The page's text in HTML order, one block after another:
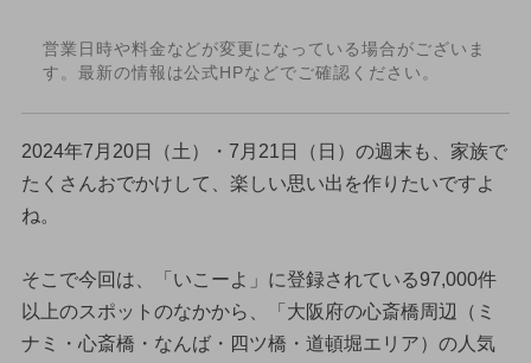
営業日時や料金などが変更になっている場合がございま
す。最新の情報は公式HPなどでご確認ください。
2024年7月20日（土）・7月21日（日）の週末も、家族で
たくさんおでかけして、楽しい思い出を作りたいですよ
ね。
そこで今回は、「いこーよ」に登録されている97,000件
以上のスポットのなかから、「大阪府の心斎橋周辺（ミ
ナミ・心斎橋・なんば・四ツ橋・道頓堀エリア）の人気